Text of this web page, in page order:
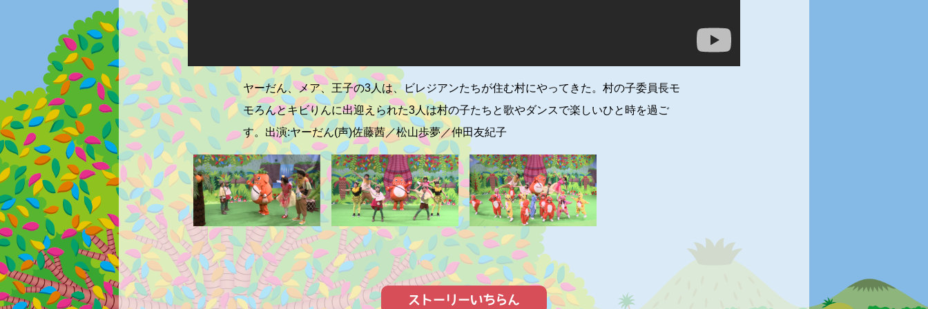
ヤーだん、メア、王子の3人は、ビレジアンたちが住む村にやってきた。村の子委員長モ
モろんとキビりんに出迎えられた3人は村の子たちと歌やダンスで楽しいひと時を過ご
す。出演:ヤーだん(声)佐藤茜／松山歩夢／仲田友紀子
ストーリーいちらん